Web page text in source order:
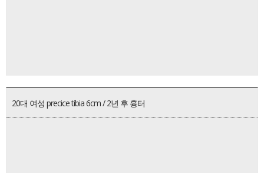
20대 여성 precice tibia 6cm / 2년 후 흉터